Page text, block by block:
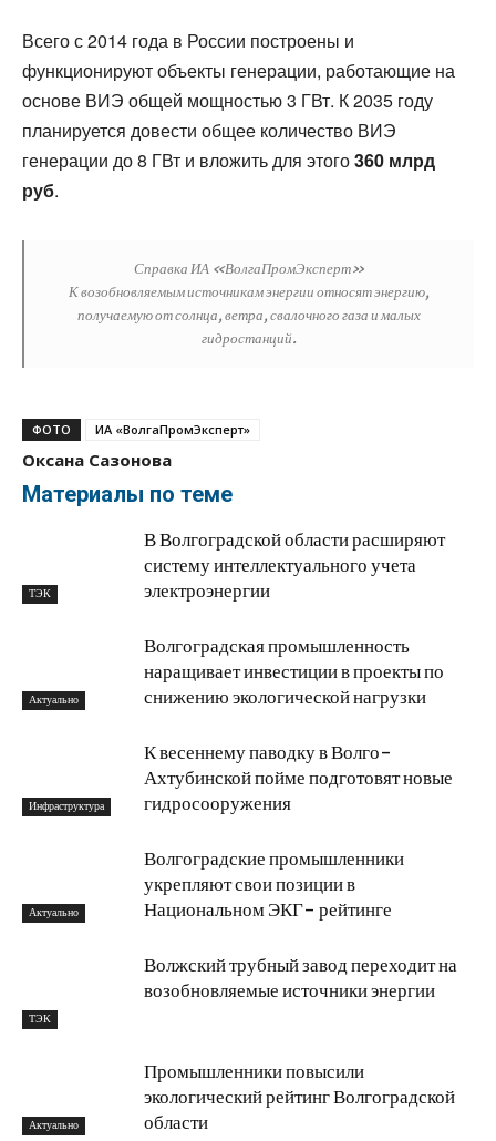
Всего с 2014 года в России построены и
функционируют объекты генерации, работающие на
основе ВИЭ общей мощностью 3 ГВт. К 2035 году
планируется довести общее количество ВИЭ
генерации до 8 ГВт и вложить для этого360 млрд
руб.
Справка ИА «ВолгаПромЭксперт»
К возобновляемым источникам энергии относят энергию,
получаемую от солнца, ветра, свалочного газа и малых
гидростанций.
ФОТО ИА «ВолгаПромЭксперт»
Оксана Сазонова
Материалы по теме
ТЭК
В Волгоградской области расширяют
систему интеллектуального учета
электроэнергии
Актуально
Волгоградская промышленность
наращивает инвестиции в проекты по
снижению экологической нагрузки
Инфраструктура
К весеннему паводку в Волго-
Ахтубинской пойме подготовят новые
гидросооружения
Актуально
Волгоградские промышленники
укрепляют свои позиции в
Национальном ЭКГ- рейтинге
ТЭК
Волжский трубный завод переходит на
возобновляемые источники энергии
Актуально
Промышленники повысили
экологический рейтинг Волгоградской
области